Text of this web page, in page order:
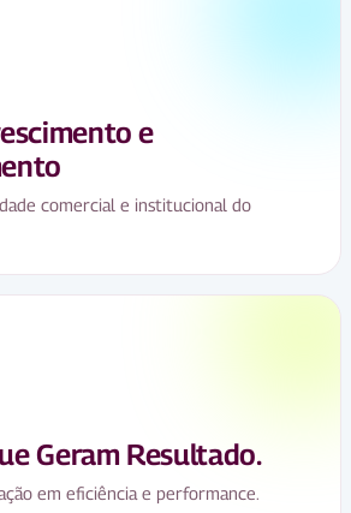
e
comercial e institucional do
Geram Resultado.
em eficiência e performance.